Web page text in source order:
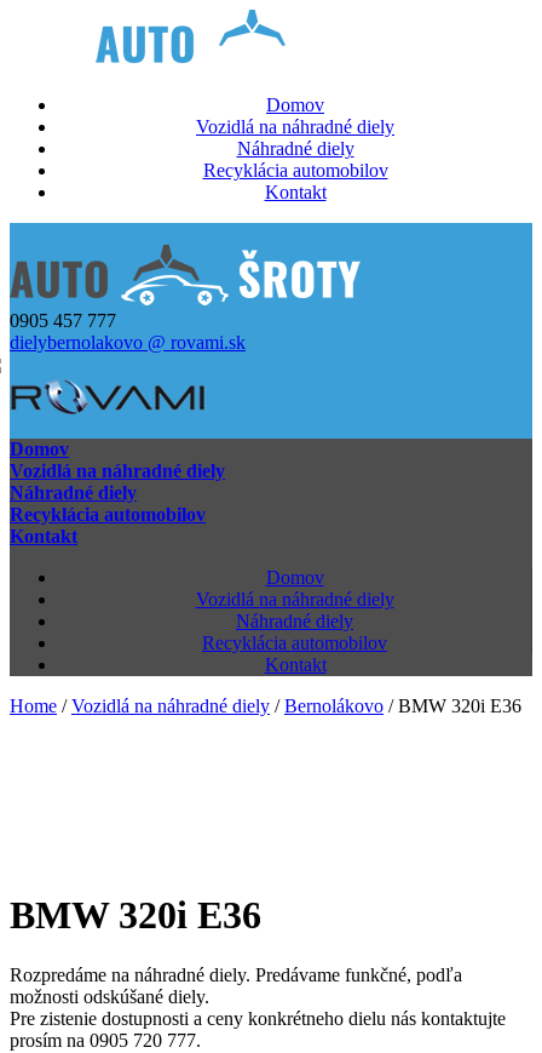
Domov
Vozidlá na náhradné diely
Náhradné diely
Recyklácia automobilov
Kontakt
0905 457 777
dielybernolakovo @ rovami.sk
Domov
Vozidlá na náhradné diely
Náhradné diely
Recyklácia automobilov
Kontakt
Domov
Vozidlá na náhradné diely
Náhradné diely
Recyklácia automobilov
Kontakt
Home /Vozidlá na náhradné diely /Bernolákovo /BMW 320i E36
BMW 320i E36
Rozpredáme na náhradné diely. Predávame funkčné, podľa
možnosti odskúšané diely.
Pre zistenie dostupnosti a ceny konkrétneho dielu nás kontaktujte
prosím na 0905 720 777.